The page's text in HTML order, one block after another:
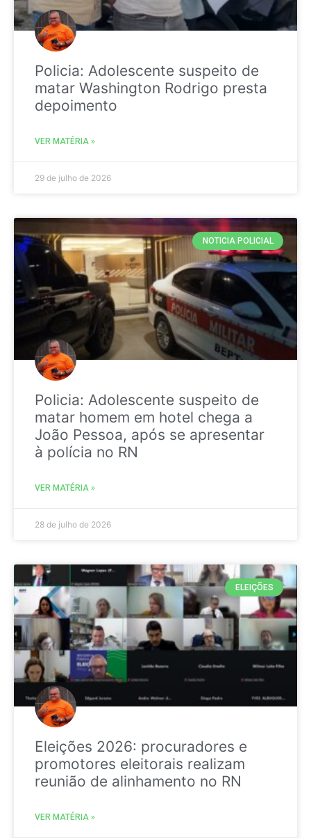
Policia: Adolescente suspeito de
matar Washington Rodrigo presta
depoimento
VER MATÉRIA »
29 de julho de 2026
NOTICIA POLICIAL
Policia: Adolescente suspeito de
matar homem em hotel chega a
João Pessoa, após se apresentar
à polícia no RN
VER MATÉRIA »
28 de julho de 2026
ELEIÇÕES
Eleições 2026: procuradores e
promotores eleitorais realizam
reunião de alinhamento no RN
VER MATÉRIA »